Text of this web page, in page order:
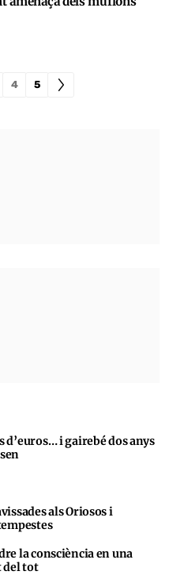
4 5
d’euros… i gairebé dos anys
als Oriosos i
la consciència en una
del tot